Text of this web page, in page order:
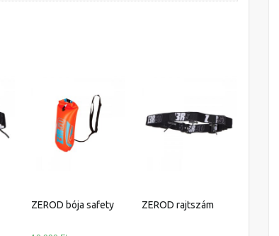
ZEROD bója safety ZEROD rajtszám